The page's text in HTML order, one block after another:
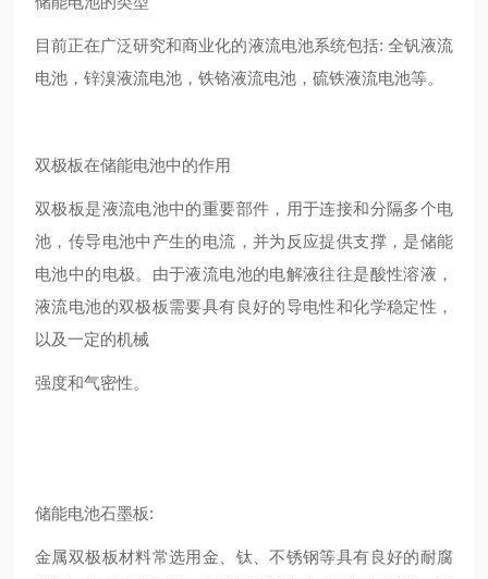
目前正在广泛研究和商业化的液流电池系统包括: 全钒液流
电池，锌溴液流电池，铁铬液流电池，硫铁液流电池等。
双极板在储能电池中的作用
双极板是液流电池中的重要部件，用于连接和分隔多个电
池，传导电池中产生的电流，并为反应提供支撑，是储能
电池中的电极。由于液流电池的电解液往往是酸性溶液，
液流电池的双极板需要具有良好的导电性和化学稳定性，
以及一定的机械
强度和气密性。
储能电池石墨板:
金属双极板材料常选用金、钛、不锈钢等具有良好的耐腐